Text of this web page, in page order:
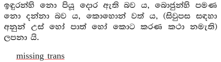
ඉඳුරන්හි නො පියූ දොර ඇති බව ය, බොජුන්හි පමණ
නො දන්නා බව ය, කොහොන් වත් ය, (සිවුපස සඳහා
අනුන් උස් හෝ පාත් හෝ කොට කරණ කථා නමැති)
ලපනා යි.
missing trans